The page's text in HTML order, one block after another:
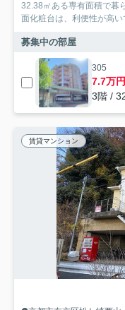
32.38㎡ある専有面積で暮
面化粧台は、利便性が高
募集中の部屋
305
7.7万円
3階 /
賃貸マンション